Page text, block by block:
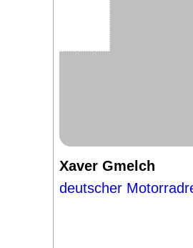
Xaver Gmelch
deutscher